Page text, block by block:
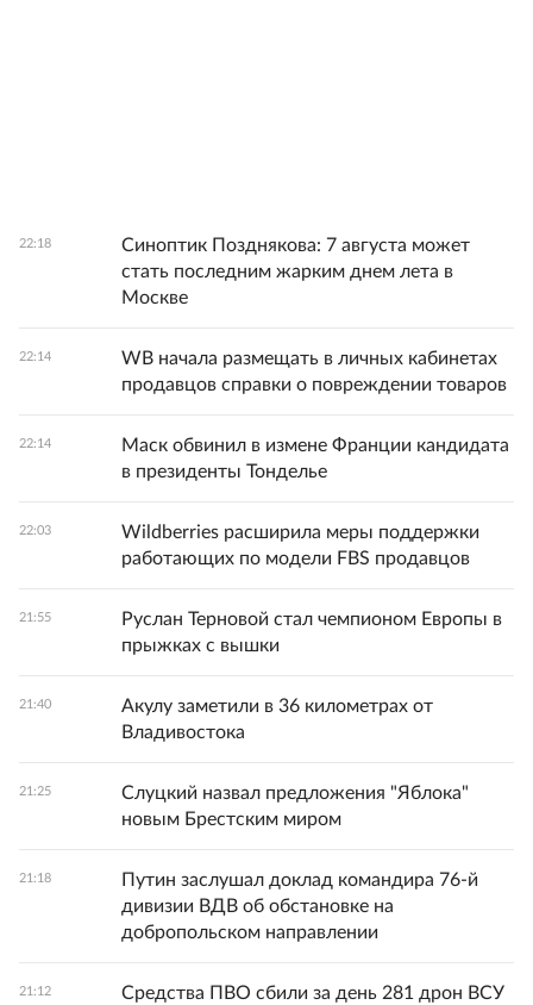
22:18
Синоптик Позднякова: 7 августа может
стать последним жарким днем лета в
Москве
22:14
WB начала размещать в личных кабинетах
продавцов справки о повреждении товаров
22:14
Маск обвинил в измене Франции кандидата
в президенты Тонделье
22:03
Wildberries расширила меры поддержки
работающих по модели FBS продавцов
21:55
Руслан Терновой стал чемпионом Европы в
прыжках с вышки
21:40
Акулу заметили в 36 километрах от
Владивостока
21:25
Слуцкий назвал предложения "Яблока"
новым Брестским миром
21:18
Путин заслушал доклад командира 76-й
дивизии ВДВ об обстановке на
добропольском направлении
21:12 Средства ПВО сбили за день 281 дрон ВСУ